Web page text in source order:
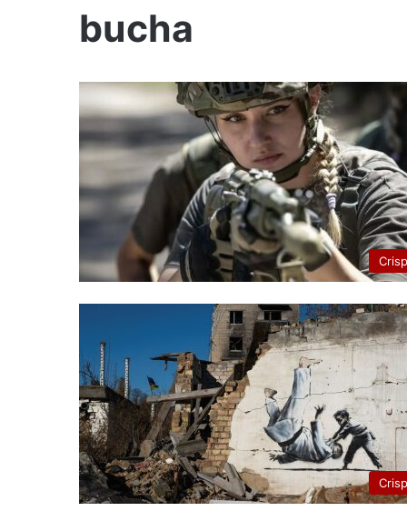
bucha